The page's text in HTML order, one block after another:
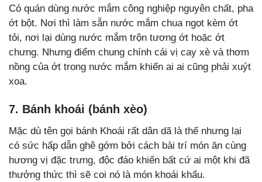
Có quán dùng nước mắm công nghiệp nguyên chất, pha
ớt bột. Nơi thì làm sẵn nước mắm chua ngọt kèm ớt
tỏi, nơi lại dùng nước mắm trộn tương ớt hoặc ớt
chưng. Nhưng điểm chung chính cái vị cay xè và thơm
nồng của ớt trong nước mắm khiến ai ai cũng phải xuýt
xoa.
7. Bánh khoái (bánh xèo)
Mặc dù tên gọi bánh Khoái rất dân dã là thế nhưng lại
có sức hấp dẫn ghê gớm bởi cách bài trí món ăn cùng
hương vị đặc trưng, độc đáo khiến bất cứ ai một khi đã
thưởng thức thì sẽ coi nó là món khoái khẩu.